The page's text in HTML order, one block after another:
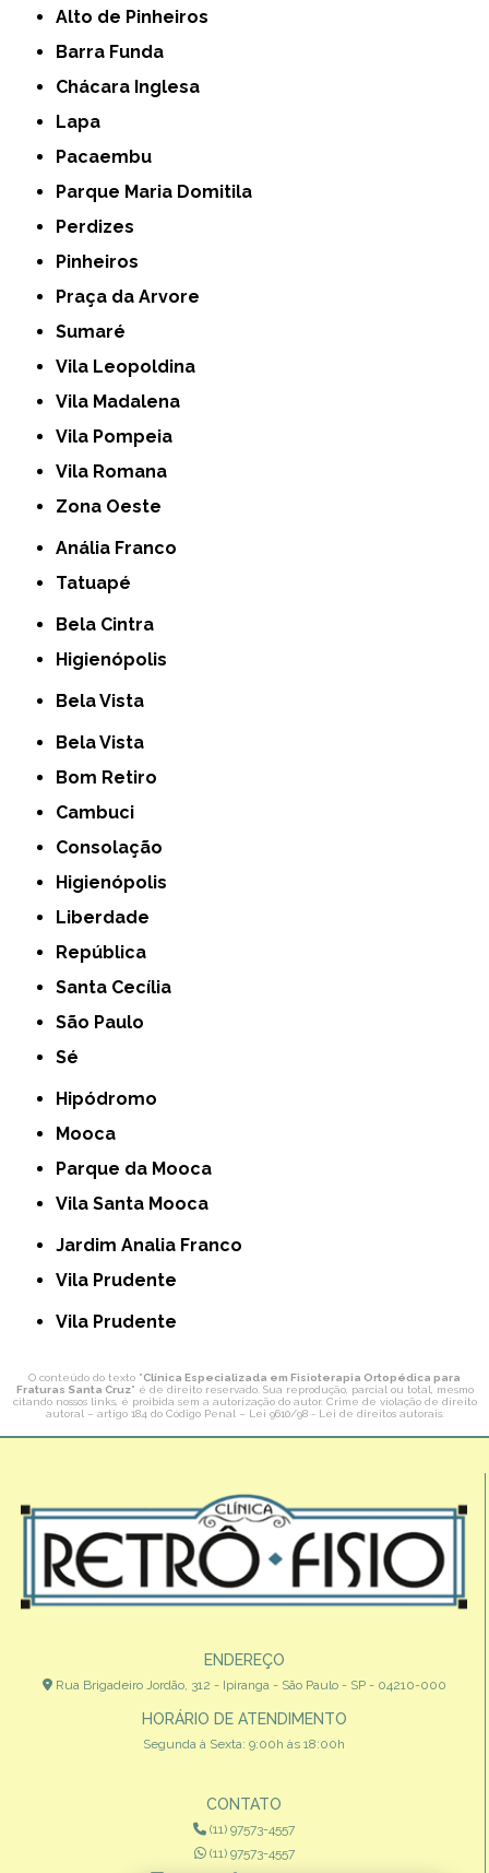
Alto de Pinheiros
Barra Funda
Chácara Inglesa
Lapa
Pacaembu
Parque Maria Domitila
Perdizes
Pinheiros
Praça da Arvore
Sumaré
Vila Leopoldina
Vila Madalena
Vila Pompeia
Vila Romana
Zona Oeste
Anália Franco
Tatuapé
Bela Cintra
Higienópolis
Bela Vista
Bela Vista
Bom Retiro
Cambuci
Consolação
Higienópolis
Liberdade
República
Santa Cecília
São Paulo
Sé
Hipódromo
Mooca
Parque da Mooca
Vila Santa Mooca
Jardim Analia Franco
Vila Prudente
Vila Prudente
O conteúdo do texto "Clínica Especializada em Fisioterapia Ortopédica para
Fraturas Santa Cruz" é de direito reservado. Sua reprodução, parcial ou total, mesmo
citando nossos links, é proibida sem a autorização do autor. Crime de violação de direito
autoral – artigo 184 do Código Penal – Lei 9610/98 - Lei de direitos autorais.
ENDEREÇO
Rua Brigadeiro Jordão, 312 - Ipiranga - São Paulo - SP - 04210-000
HORÁRIO DE ATENDIMENTO
Segunda à Sexta: 9:00h às 18:00h
CONTATO
(11) 97573-4557
(11) 97573-4557